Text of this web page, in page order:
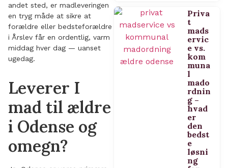
andet sted, er madleveringen
en tryg måde at sikre at
forældre eller bedsteforældre
i Årslev får en ordentlig, varm
middag hver dag — uanset
ugedag.
Leverer I
mad til ældre
i Odense og
omegn?
Priva
t
mads
ervic
e vs.
kom
muna
l
mado
rdnin
g –
hvad
er
den
bedst
e
løsni
ng